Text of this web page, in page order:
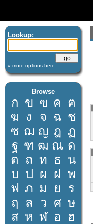
Lookup:
» more options here
Browse
ก ข ฃ ค ฅ
ฆ ง จ ฉ ช
ซ ฌ ญ ฎ ฏ
ฐ ฑ ฒ ณ ด
ต ถ ท ธ น
บ ป ผ ฝ พ
ฟ ภ ม ย
ร
ฤ
ล ว ศ ษ
ส ห ฬ อ ฮ